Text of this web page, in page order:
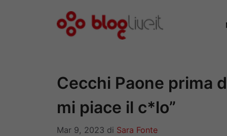
Cecchi Paone prima
mi piace il c*lo”
Mar 9, 2023 di Sara Fonte